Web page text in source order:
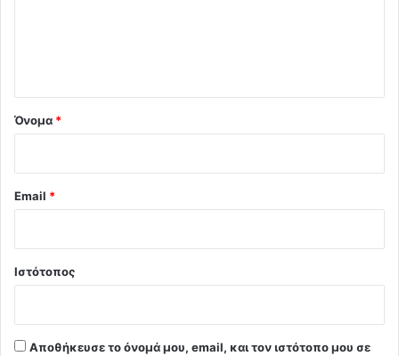
Όνομα *
Email *
Ιστότοπος
Αποθήκευσε το όνομά μου, email, και τον ιστότοπο μου σε